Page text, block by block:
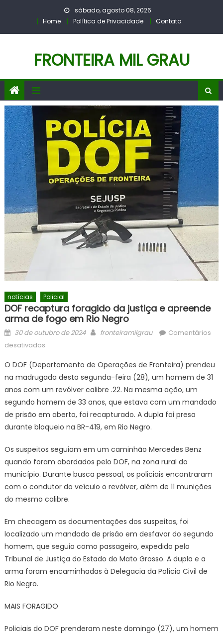
sábado, agosto 08, 2026
Home
Política de Privacidade Contato
FRONTEIRA MIL GRAU
notícias Policial
DOF recaptura foragido da justiça e apreende
arma de fogo em Rio Negro
Posted
on
30 de outubro de 2024 Author
fronteiramilgrau
Comentários
desativadosem
recaptura
foragido
da
justiça
e
apreende
de
fogo
em
Rio
O DOF (Departamento de Operações de Fronteira) prendeu
na madrugada desta segunda-feira (28), um homem de 31
anos com um revólver calibre .22. Na mesma ação, um
segundo homem de 33 anos, que estava com um mandado
de prisão em aberto, foi recapturado. A dupla foi presa
durante bloqueio na BR-419, em Rio Negro.
Os suspeitos seguiam em um caminhão Mercedes Benz
quando foram abordados pelo DOF, na zona rural do
município. Durante busca pessoal, os policiais encontraram
com o condutor do veículo o revólver, além de 11 munições
do mesmo calibre.
Em checagem as documentações dos suspeitos, foi
localizado um mandado de prisão em desfavor do segundo
homem, que seguia como passageiro, expedido pelo
Tribunal de Justiça do Estado do Mato Grosso. A dupla e a
arma foram encaminhadas à Delegacia da Polícia Civil de
Rio Negro.
MAIS FORAGIDO
Policiais do DOF prenderam neste domingo (27), um homem